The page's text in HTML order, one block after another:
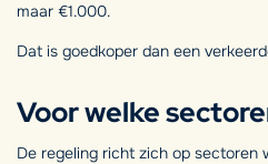
maar €1.000.
Dat is goedkoper dan een
Voor welke
De regeling richt zich op sectoren